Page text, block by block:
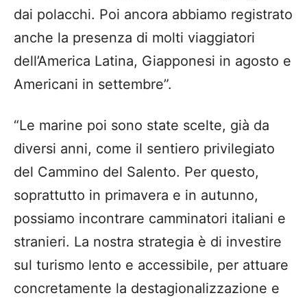
dai polacchi. Poi ancora abbiamo registrato
anche la presenza di molti viaggiatori
dell’America Latina, Giapponesi in agosto e
Americani in settembre”.
“Le marine poi sono state scelte, già da
diversi anni, come il sentiero privilegiato
del Cammino del Salento. Per questo,
soprattutto in primavera e in autunno,
possiamo incontrare camminatori italiani e
stranieri. La nostra strategia è di investire
sul turismo lento e accessibile, per attuare
concretamente la destagionalizzazione e